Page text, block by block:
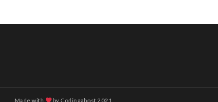
Made with by Codingghost 2021